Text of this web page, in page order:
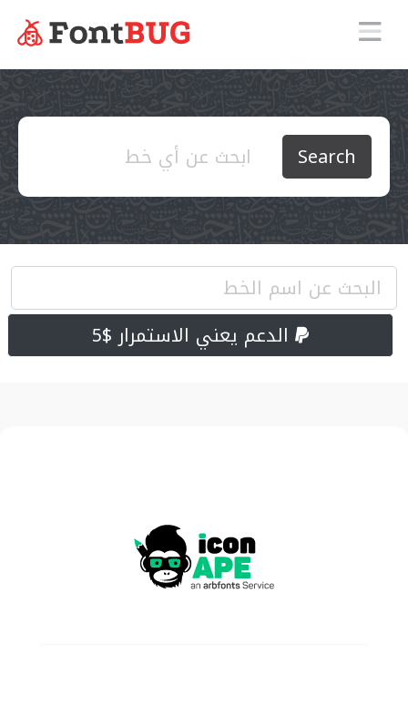
Search
الدعم يعني الاستمرار $5